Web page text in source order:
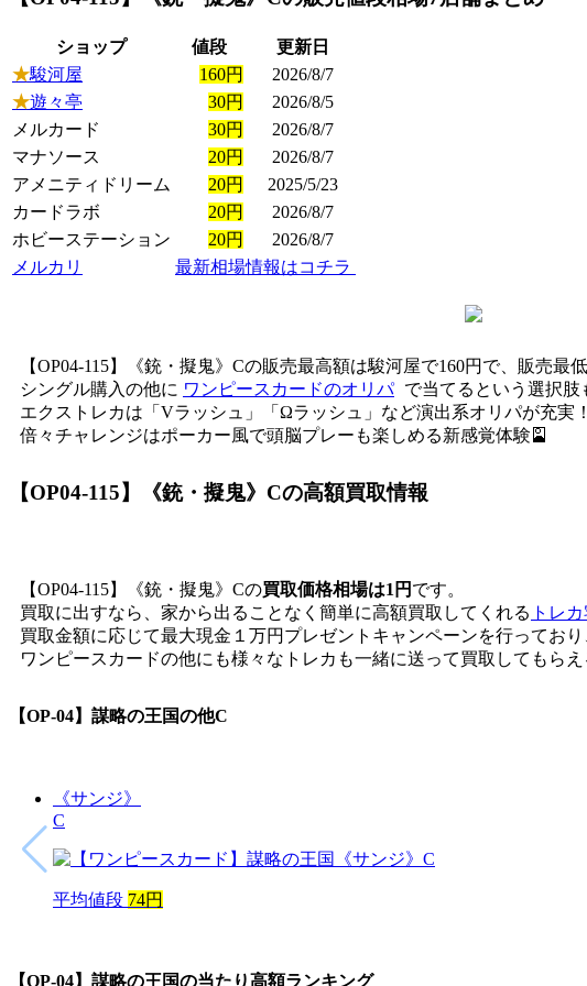
ショップ 値段
更新日
★駿河屋 160円
2026/8/7
★遊々亭 30円
2026/8/5
メルカード
30円
2026/8/7
マナソース
20円
2026/8/7
アメニティドリーム
20円
2025/5/23
カードラボ
20円
2026/8/7
ホビーステーション
20円
2026/8/7
メルカリ
最新相場情報はコチラ
【OP04-115】《銃・擬鬼》Cの販売最高額は駿河屋で160円で、販売最
シングル購入の他に ワンピースカードのオリパ で当てるという選択肢
エクストレカは「Vラッシュ」「Ωラッシュ」など演出系オリパが充実！
倍々チャレンジはポーカー風で頭脳プレーも楽しめる新感覚体験🎴
【OP04-115】《銃・擬鬼》Cの高額買取情報
【OP04-115】《銃・擬鬼》Cの買取価格相場は1円 です。
買取に出すなら、家から出ることなく簡単に高額買取してくれる トレ
買取金額に応じて最大現金１万円プレゼントキャンペーンを行ってお
ワンピースカードの他にも様々なトレカも一緒に送って買取してもら
【OP-04】謀略の王国の他C
《サンジ》
C
平均値段 74円
【OP-04】謀略の王国の当たり高額ランキング